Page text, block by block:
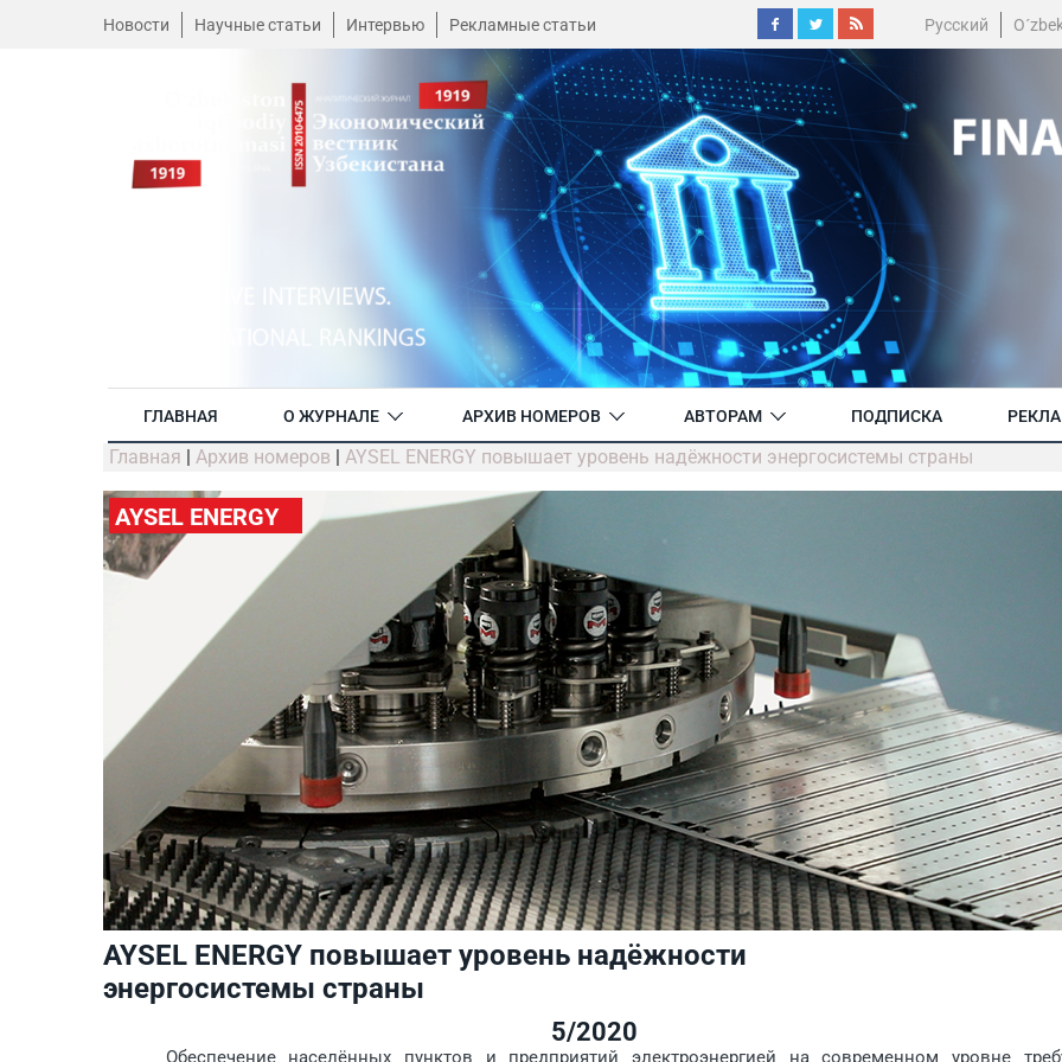
Новости Научные статьи Интервью Рекламные статьи Русский
ГЛАВНАЯ О ЖУРНАЛЕ АРХИВ НОМЕРОВ АВТОРАМ ПОДПИСКА
Главная | Архив номеров | AYSEL ENERGY повышает уровень надёжности энергосистемы страны
AYSEL ENERGY
AYSEL ENERGY повышает уровень надёжности
энергосистемы страны
5/2020
Обеспечение населённых пунктов и предприятий электроэнергией на современном уровне